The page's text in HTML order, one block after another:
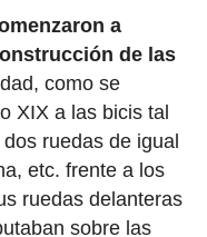
a
de las
como se
XIX a las bicis tal
ruedas de igual
etc. frente a los
ruedas delanteras
sobre las